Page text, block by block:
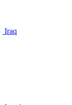
Iraq